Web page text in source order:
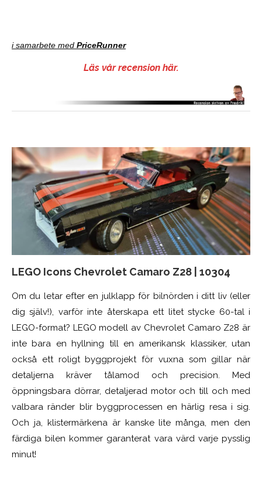
i samarbete med PriceRunner
Läs vår recension här.
LEGO Icons Chevrolet Camaro Z28 | 10304
Om du letar efter en julklapp för bilnörden i ditt liv (eller
dig själv!), varför inte återskapa ett litet stycke 60-tal i
LEGO-format? LEGO modell av Chevrolet Camaro Z28 är
inte bara en hyllning till en amerikansk klassiker, utan
också ett roligt byggprojekt för vuxna som gillar när
detaljerna kräver tålamod och precision. Med
öppningsbara dörrar, detaljerad motor och till och med
valbara ränder blir byggprocessen en härlig resa i sig.
Och ja, klistermärkena är kanske lite många, men den
färdiga bilen kommer garanterat vara värd varje pysslig
minut!